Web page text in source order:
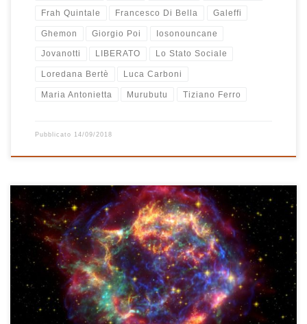
Frah Quintale Francesco Di Bella Galeffi
Ghemon Giorgio Poi Iosonouncane
Jovanotti LIBERATO Lo Stato Sociale
Loredana Bertè Luca Carboni
Maria Antonietta Murubutu Tiziano Ferro
Pubblicato 14/09/2018
C’è musica nell’universo? Immagino di sì e la spettacolare
fotografia della supernova Cassiopea esplosa 350 anni fa che ho
scelto come immagine di copertina di questa playlist me lo fa
sognare. Guardo nella fotografia a falsi colori proprio il mix di
colori sprigionati dalla potente esplosione, inizio a fantasticare e
[…]